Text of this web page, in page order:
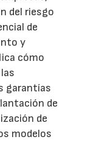
del riesgo
de
y
cómo
garantías
de
de
modelos